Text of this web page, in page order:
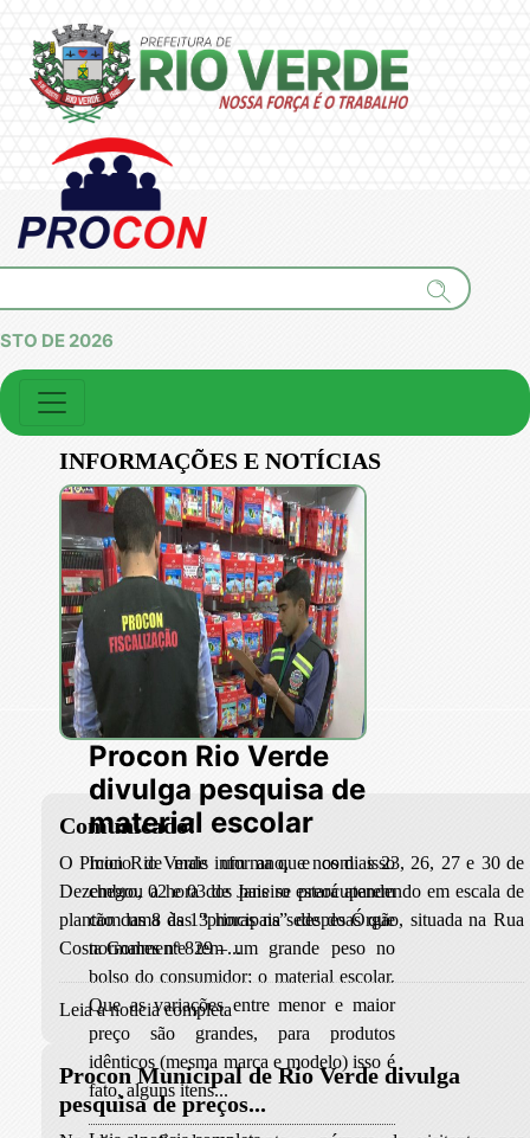
DE 2026
INFORMAÇÕES E NOTÍCIAS
Procon Rio Verde
divulga pesquisa de
material escolar
Inicio de mais um ano, e com isso
chegou a hora dos pais se preocuparem
com uma das “principais” despesas que
normalmente tem um grande peso no
bolso do consumidor: o material escolar.
Que as variações entre menor e maior
preço são grandes, para produtos
idênticos (mesma marca e modelo) isso é
fato, alguns itens...
Comunicado!
O Prcon Rio Verde informa que nos dias 23, 26, 27 e 30 de
Dezembro, 02 e 03 de Janeiro estará atendendo em escala de
plantão das 8 às 13 horas na sede do Órgão, situada na Rua
Costa Gomes nº 829 –...
Leia a noticia completa
Procon Municipal de Rio Verde divulga
pesquisa de preços...